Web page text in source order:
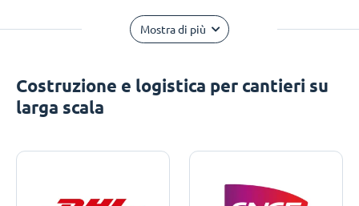
Mostra di più
Costruzione e logistica per cantieri su
larga scala